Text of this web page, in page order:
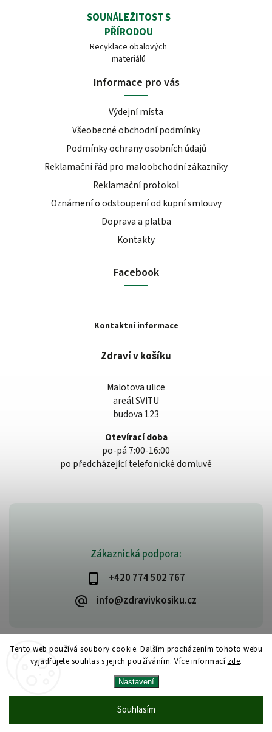
Tento web používá soubory cookie. Dalším procházením tohoto webu
vyjadřujete souhlas s jejich používáním. Více informací zde.
Nastavení
Souhlasím
SOUNÁLEŽITOST S
PŘÍRODOU
Recyklace obalových
materiálů
Zákaznická podpora:
+420 774 502 767
info@zdravivkosiku.cz
Informace pro vás
Výdejní místa
Všeobecné obchodní podmínky
Podmínky ochrany osobních údajů
Reklamační řád pro maloobchodní zákazníky
Reklamační protokol
Oznámení o odstoupení od kupní smlouvy
Doprava a platba
Kontakty
Facebook
Kontaktní informace
Zdraví v košíku
Malotova ulice
areál SVITU
budova 123
Otevírací doba
po-pá 7:00-16:00
po předcházející telefonické domluvě
www.zdravivkosiku.cz
Upravit nastavení cookies
VytvořilShoptet | Design